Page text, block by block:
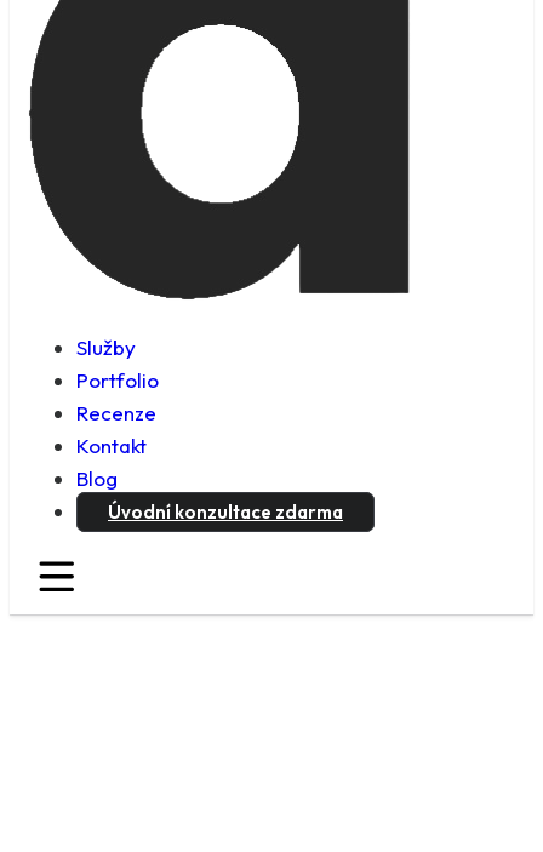
Služby
Portfolio
Recenze
Kontakt
Blog
Úvodní konzultace zdarma
Úvodní konzultace zdarma